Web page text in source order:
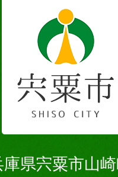
県宍粟市山崎